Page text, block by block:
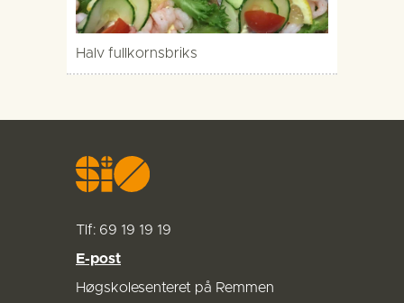
Halv fullkornsbriks
Tlf: 69 19 19 19
E-post
Høgskolesenteret på Remmen